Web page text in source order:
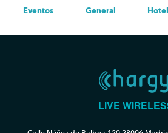
Eventos General
LIVE